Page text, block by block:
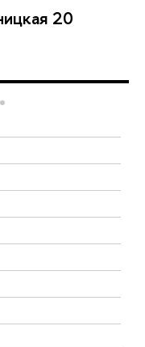
20